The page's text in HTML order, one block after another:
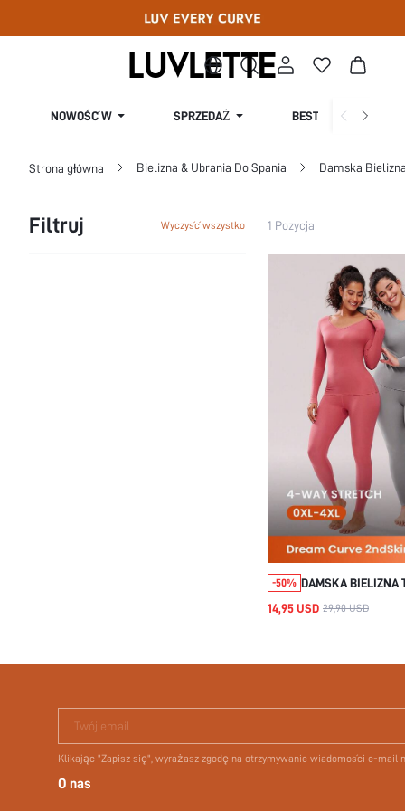
NOWOŚĆ W SPRZEDAŻ BESTSELLERY
Strona główna Bielizna & Ubrania Do Spania Damska
Filtruj Wyczyść wszystko 1 Pozycja
-50% DAMSKA BIELIZNA
SIZE, ULTRA
14,95 USD 29,90 USD
Twój email
Klikając "Zapisz się", wyrażasz zgodę na otrzymywanie wiadomości e-mail
O nas